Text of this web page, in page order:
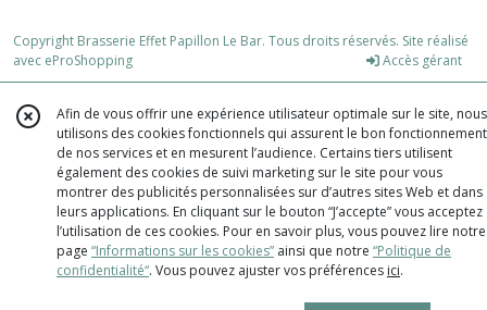
Copyright Brasserie Effet Papillon Le Bar. Tous droits réservés. Site réalisé
avec eProShopping Accès gérant
Afin de vous offrir une expérience utilisateur optimale sur le site, nous
utilisons des cookies fonctionnels qui assurent le bon fonctionnement
de nos services et en mesurent l’audience. Certains tiers utilisent
également des cookies de suivi marketing sur le site pour vous
montrer des publicités personnalisées sur d’autres sites Web et dans
leurs applications. En cliquant sur le bouton “J’accepte” vous acceptez
l’utilisation de ces cookies. Pour en savoir plus, vous pouvez lire notre
page “Informations sur les cookies” ainsi que notre “Politique de
confidentialité“. Vous pouvez ajuster vos préférences ici.